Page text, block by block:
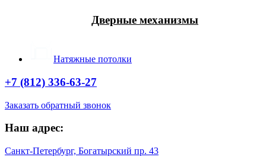
Дверные механизмы
Натяжные потолки
+7 (812) 336-63-27
Заказать обратный звонок
Наш адрес:
Санкт-Петербург, Богатырский пр. 43